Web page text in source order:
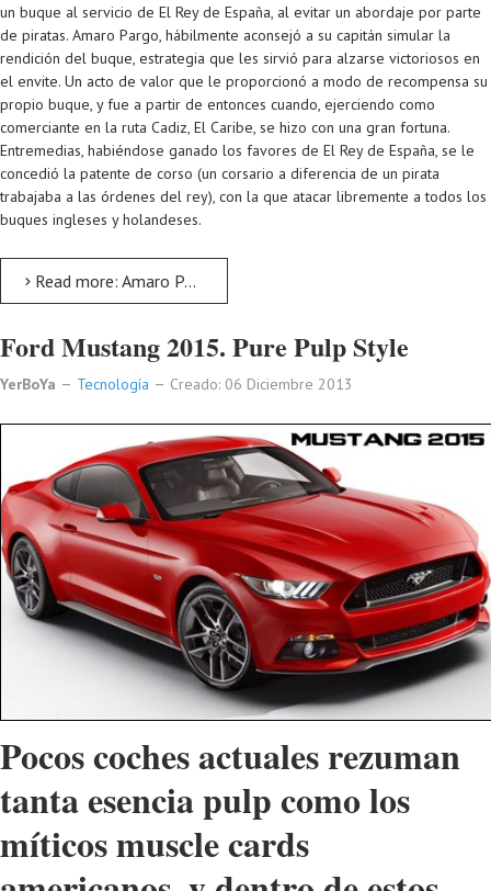
un buque al servicio de El Rey de España, al evitar un abordaje por parte
de piratas. Amaro Pargo, hábilmente aconsejó a su capitán simular la
rendición del buque, estrategia que les sirvió para alzarse victoriosos en
el envite. Un acto de valor que le proporcionó a modo de recompensa su
propio buque, y fue a partir de entonces cuando, ejerciendo como
comerciante en la ruta Cadiz, El Caribe, se hizo con una gran fortuna.
Entremedias, habiéndose ganado los favores de El Rey de España, se le
concedió la patente de corso (un corsario a diferencia de un pirata
trabajaba a las órdenes del rey), con la que atacar libremente a todos los
buques ingleses y holandeses.
Read more: Amaro Pargo. La historia del corsario español en Assassin`s Creed IV: Black Flag
Ford Mustang 2015. Pure Pulp Style
YerBoYa Tecnología Creado: 06 Diciembre 2013
Pocos coches actuales rezuman
tanta esencia pulp como los
míticos muscle cards